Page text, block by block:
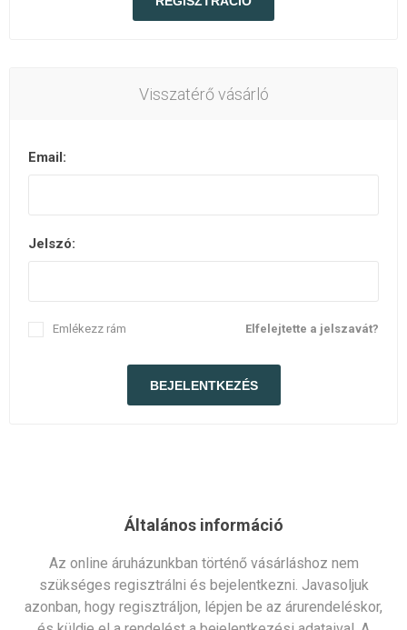
Visszatérő vásárló
Email:
Jelszó:
Elfelejtette a jelszavát?
Emlékezz rám
Általános információ
Az online áruházunkban történő vásárláshoz nem
szükséges regisztrálni és bejelentkezni. Javasoljuk
azonban, hogy regisztráljon, lépjen be az árurendeléskor,